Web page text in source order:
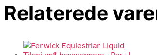
Relaterede